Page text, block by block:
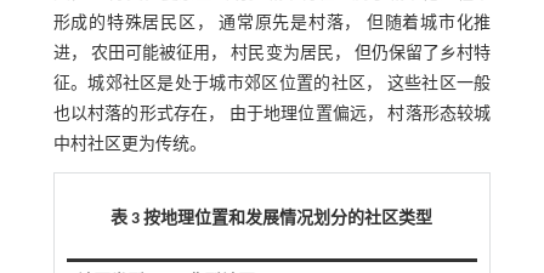
形成的特殊居民区， 通常原先是村落， 但随着城市化推
进， 农田可能被征用， 村民变为居民， 但仍保留了乡村特
征。城郊社区是处于城市郊区位置的社区， 这些社区一般
也以村落的形式存在， 由于地理位置偏远， 村落形态较城
中村社区更为传统。
表 3 按地理位置和发展情况划分的社区类型